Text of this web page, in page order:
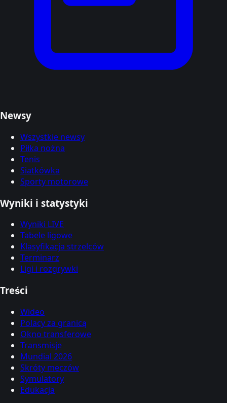
Newsy
Wszystkie newsy
Piłka nożna
Tenis
Siatkówka
Sporty motorowe
Wyniki i statystyki
Wyniki LIVE
Tabele ligowe
Klasyfikacja strzelców
Terminarz
Ligi i rozgrywki
Treści
Wideo
Polacy za granicą
Okno transferowe
Transmisje
Mundial 2026
Skróty meczów
Symulatory
Edukacja